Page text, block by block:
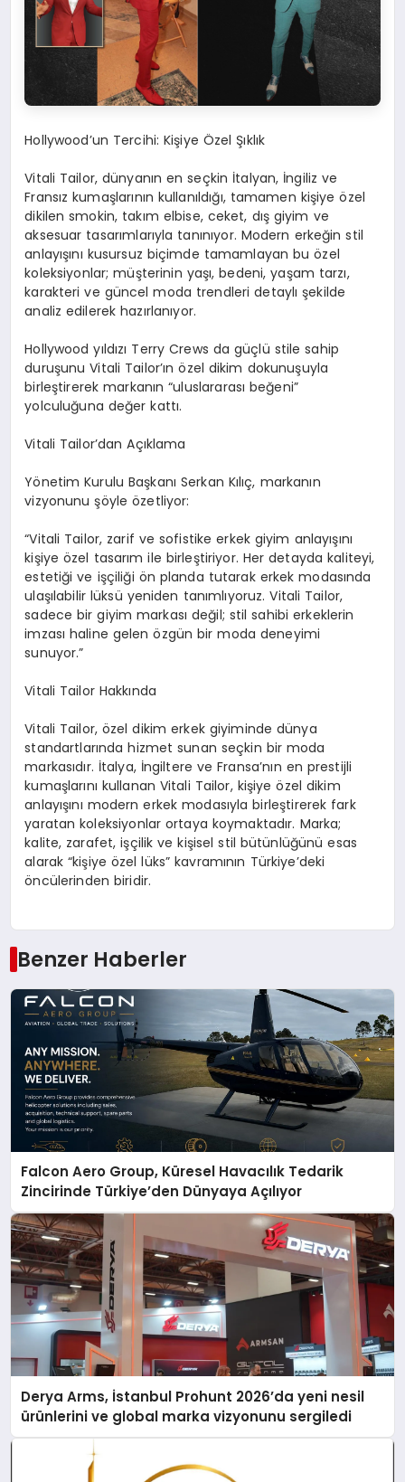
Hollywood’un Tercihi: Kişiye Özel Şıklık
Vitali Tailor, dünyanın en seçkin İtalyan, İngiliz ve
Fransız kumaşlarının kullanıldığı, tamamen kişiye özel
dikilen smokin, takım elbise, ceket, dış giyim ve
aksesuar tasarımlarıyla tanınıyor. Modern erkeğin stil
anlayışını kusursuz biçimde tamamlayan bu özel
koleksiyonlar; müşterinin yaşı, bedeni, yaşam tarzı,
karakteri ve güncel moda trendleri detaylı şekilde
analiz edilerek hazırlanıyor.
Hollywood yıldızı TerryCrews da güçlü stile sahip
duruşunu Vitali Tailor’ın özel dikim dokunuşuyla
birleştirerek markanın “uluslararası beğeni”
yolculuğuna değer kattı.
Vitali Tailor’dan Açıklama
Yönetim Kurulu Başkanı Serkan Kılıç, markanın
vizyonunu şöyle özetliyor:
“Vitali Tailor, zarif ve sofistike erkek giyim anlayışını
kişiye özel tasarım ile birleştiriyor. Her detayda kaliteyi,
estetiği ve işçiliği ön planda tutarak erkek modasında
ulaşılabilir lüksü yeniden tanımlıyoruz. Vitali Tailor,
sadece bir giyim markası değil; stil sahibi erkeklerin
imzası haline gelen özgün bir moda deneyimi
sunuyor.”
Vitali Tailor Hakkında
Vitali Tailor, özel dikim erkek giyiminde dünya
standartlarında hizmet sunan seçkin bir moda
markasıdır. İtalya, İngiltere ve Fransa’nın en prestijli
kumaşlarını kullanan Vitali Tailor, kişiye özel dikim
anlayışını modern erkek modasıyla birleştirerek fark
yaratan koleksiyonlar ortaya koymaktadır. Marka;
kalite, zarafet, işçilik ve kişisel stil bütünlüğünü esas
alarak “kişiye özel lüks” kavramının Türkiye’deki
öncülerinden biridir.
Benzer Haberler
Falcon Aero Group, Küresel Havacılık Tedarik
Zincirinde Türkiye’den Dünyaya Açılıyor
Derya Arms, İstanbul Prohunt 2026’da yeni nesil
ürünlerini ve global marka vizyonunu sergiledi